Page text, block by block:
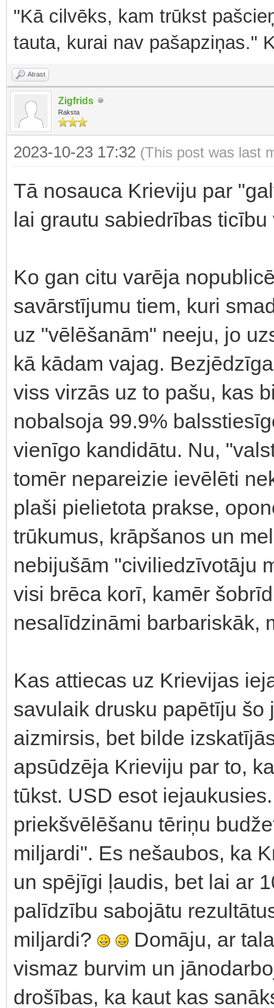
"Kā cilvēks, kam trūkst
tauta, kurai nav pašapziņas."
Atrast
Zigfrids
Raksta
2023-10-23 17:32 (This post was last
Tā nosauca Krieviju par
lai grautu sabiedrības
Ko gan citu varēja
savārstījumu tiem, kuri
uz "vēlēšanām" neeju, jo
kā kādam vajag.
viss virzās uz to pašu, kas
nobalsoja 99.9%
vienīgo kandidātu. Nu,
tomēr nepareizie ievēlēti
plaši pielietota prakse,
trūkumus, krāpšanos un
nebijušām "civiliedzīvotāju
visi brēca korī, kamēr
nesalīdzināmi barbariskāk,
Kas attiecas uz Krievijas
savulaik drusku papētīju šo
aizmirsis, bet bilde
apsūdzēja Krieviju par to,
tūkst. USD esot
priekšvēlēšanu tēriņu
miljardi". Es nešaubos, ka
un spējīgi ļaudis, bet lai ar
palīdzību sabojātu
miljardi?
Domāju, ar
vismaz burvim un
drošības, ka kaut kas